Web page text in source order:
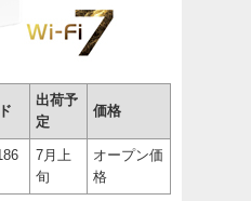
出荷予
定
価格
7月上
旬
オープン価
格